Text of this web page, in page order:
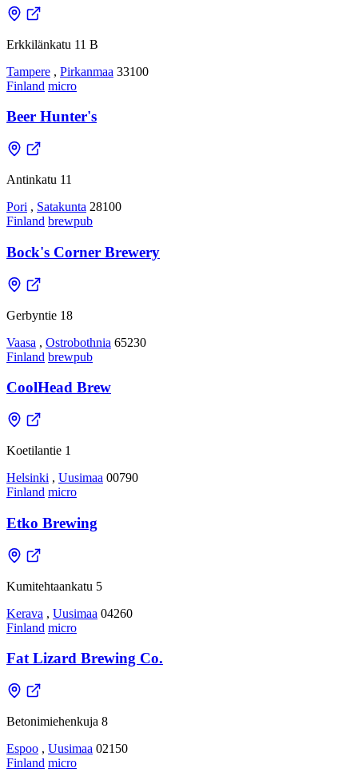
Erkkilänkatu 11 B
Tampere , Pirkanmaa 33100
Finland micro
Beer Hunter's
Antinkatu 11
Pori , Satakunta 28100
Finland brewpub
Bock's Corner Brewery
Gerbyntie 18
Vaasa , Ostrobothnia 65230
Finland brewpub
CoolHead Brew
Koetilantie 1
Helsinki , Uusimaa 00790
Finland micro
Etko Brewing
Kumitehtaankatu 5
Kerava , Uusimaa 04260
Finland micro
Fat Lizard Brewing Co.
Betonimiehenkuja 8
Espoo , Uusimaa 02150
Finland micro